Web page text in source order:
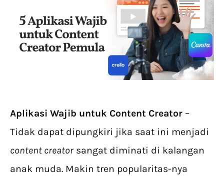
Aplikasi Wajib untuk Content Creator –
Tidak dapat dipungkiri jika saat ini menjadi
content creator sangat diminati di kalangan
anak muda. Makin tren popularitas-nya